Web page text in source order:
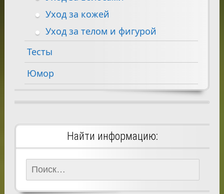
Уход за кожей
Уход за телом и фигурой
Тесты
Юмор
Найти информацию:
Найти: